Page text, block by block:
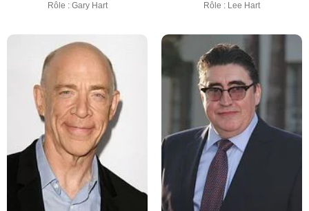
Rôle : Gary Hart Rôle : Lee Hart